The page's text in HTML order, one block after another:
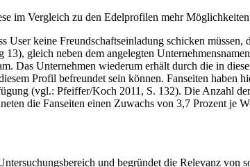
im Vergleich zu den Edelprofilen mehr
keine Freundschaftseinladung schicken
gleich neben dem angelegten
Das Unternehmen wiederum erhält durch die in
Profil befreundet sein können. Fanseiten
(vgl.: Pfeiffer/Koch 2011, S. 132). Die Anzahl
die Fanseiten einen Zuwachs von 3,7 Prozent je
und begründet die Relevanz